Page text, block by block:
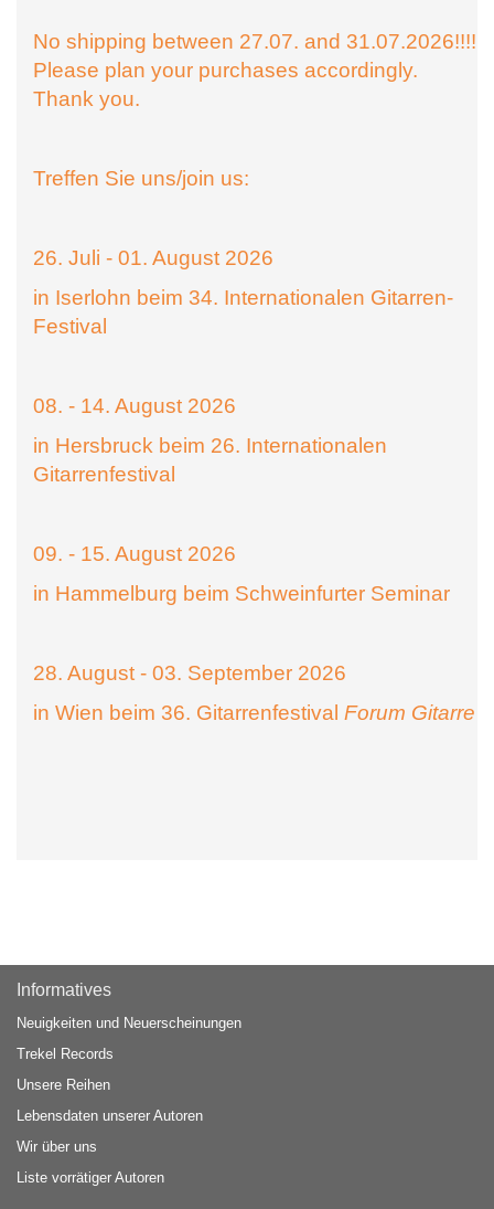
No shipping between 27.07. and 31.07.2026!!!!
Please plan your purchases accordingly.
Thank you.
Treffen Sie uns/join us:
26. Juli - 01. August 2026
in Iserlohn beim 34. Internationalen Gitarren-
Festival
08. - 14. August 2026
in Hersbruck beim 26. Internationalen
Gitarrenfestival
09. - 15. August 2026
in Hammelburg beim Schweinfurter Seminar
28. August - 03. September 2026
in Wien beim 36. Gitarrenfestival Forum Gitarre
Informatives
Neuigkeiten und Neuerscheinungen
Trekel Records
Unsere Reihen
Lebensdaten unserer Autoren
Wir über uns
Liste vorrätiger Autoren